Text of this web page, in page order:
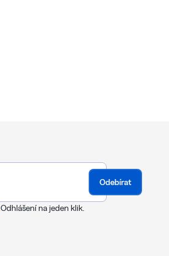
. Odhlášení na jeden klik.
Odebírat